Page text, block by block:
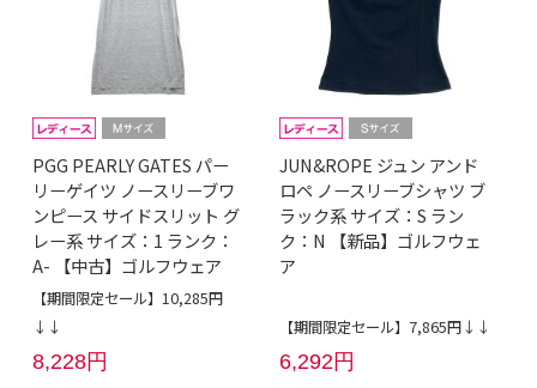
PGG PEARLY GATES パー
リーゲイツ ノースリーブワ
ンピース サイドスリット グ
レー系 サイズ：1 ランク：
A- 【中古】ゴルフウェア
【期間限定セール】10,285円
↓↓
8,228円
JUN&ROPE ジュン アンド
ロペ ノースリーブシャツ ブ
ラック系 サイズ：S ラン
ク：N 【新品】ゴルフウェ
ア
【期間限定セール】7,865円↓↓
6,292円